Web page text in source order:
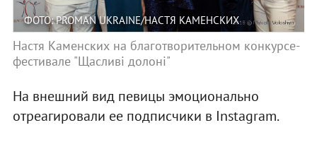
ФОТО: PROMAN UKRAINE/НАСТЯ КАМЕНСКИХ
Настя Каменских на благотворительном конкурсе-
фестивале "Щасливі долоні"
На внешний вид певицы эмоционально
отреагировали ее подписчики в Instagram.